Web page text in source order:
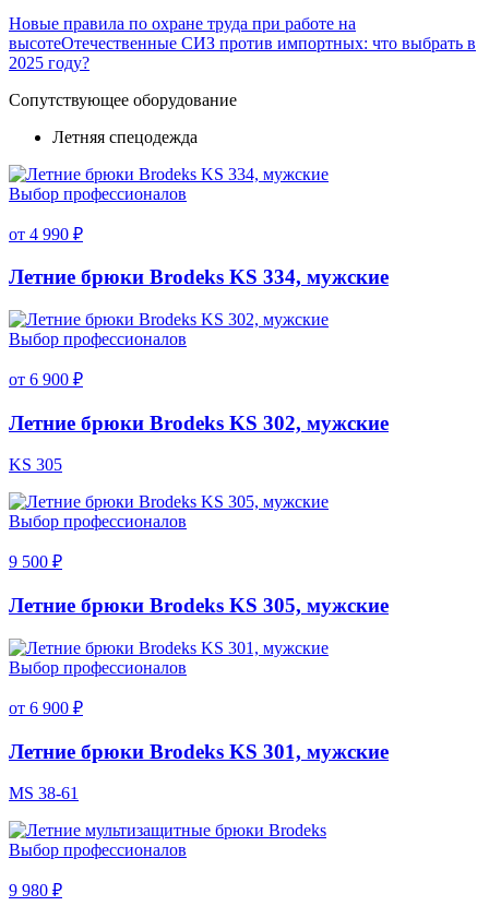
Новые правила по охране труда при работе на
высотеОтечественные СИЗ против импортных: что выбрать в
2025 году?
Сопутствующее оборудование
Летняя спецодежда
Выбор профессионалов
от 4 990 ₽
Летние брюки Brodeks KS 334, мужские
Выбор профессионалов
от 6 900 ₽
Летние брюки Brodeks KS 302, мужские
KS 305
Выбор профессионалов
9 500 ₽
Летние брюки Brodeks KS 305, мужские
Выбор профессионалов
от 6 900 ₽
Летние брюки Brodeks KS 301, мужские
MS 38-61
Выбор профессионалов
9 980 ₽